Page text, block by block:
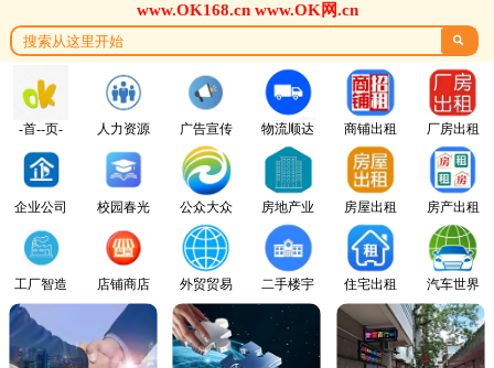
www.OK168.cn www.OK网.cn

-首--页-
企业公司
工厂智造
人力资源
校园春光
店铺商店
广告宣传
公众大众
外贸贸易
物流顺达
房地产业
二手楼宇
商铺出租
房屋出租
住宅出租
厂房出租
房产出租
汽车世界